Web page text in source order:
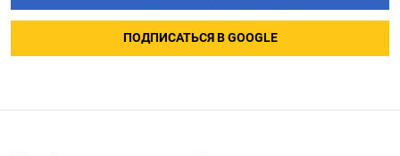
ПОДПИСАТЬСЯ В GOOGLE